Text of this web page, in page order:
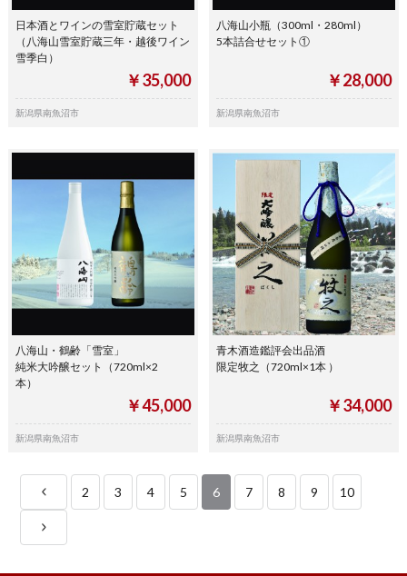
日本酒とワインの雪室貯蔵セット
（八海山雪室貯蔵三年・越後ワイン
雪季白）
￥35,000
新潟県南魚沼市
八海山小瓶（300ml・280ml）
5本詰合せセット①
￥28,000
新潟県南魚沼市
八海山・鶴齢「雪室」
純米大吟醸セット（720ml×2
本）
￥45,000
新潟県南魚沼市
青木酒造鑑評会出品酒
限定牧之（720ml×1本 ）
￥34,000
新潟県南魚沼市
2 3 4 5 6 7 8 9 10